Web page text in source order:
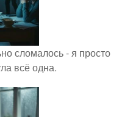
сломалось - я просто
всё одна.